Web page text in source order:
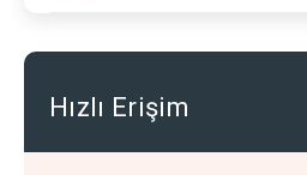
Hızlı Erişim